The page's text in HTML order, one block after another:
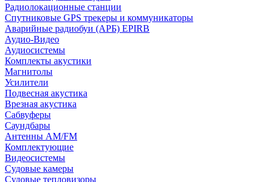
Радиолокационные станции
Спутниковые GPS трекеры и коммуникаторы
Аварийные радиобуи (АРБ) EPIRB
Аудио-Видео
Аудиосистемы
Комплекты акустики
Магнитолы
Усилители
Подвесная акустика
Врезная акустика
Сабвуферы
Саундбары
Антенны AM/FM
Комплектующие
Видеосистемы
Судовые камеры
Cудовые тепловизоры